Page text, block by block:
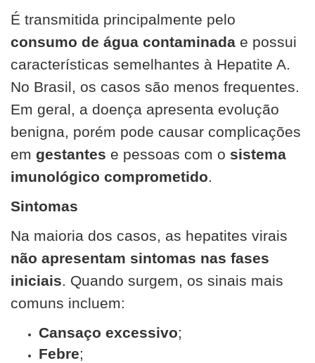
É transmitida principalmente pelo
consumo de água contaminada e possui
características semelhantes à Hepatite A.
No Brasil, os casos são menos frequentes.
Em geral, a doença apresenta evolução
benigna, porém pode causar complicações
em gestantes e pessoas com o sistema
imunológico comprometido.
Sintomas
Na maioria dos casos, as hepatites virais
não apresentam sintomas nas fases
iniciais. Quando surgem, os sinais mais
comuns incluem:
Cansaço excessivo;
Febre;